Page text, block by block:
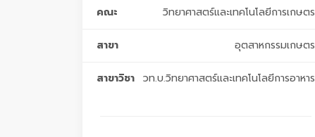
คณะ วิทยาศาสตร์และเทคโนโลยีการเกษตร
สาขา อุตสาหกรรมเกษตร
สาขาวิชา วท.บ.วิทยาศาสตร์และเทคโนโลยีการอาหาร